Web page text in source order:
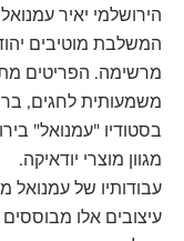
הירושלמי יאיר
המשלבת מוטיבים
מרשימה. הפריטים
משמעותית לחגים, בר
בסטודיו "עמנואל"
מגוון מוצרי יודאיקה.
עבודותיו של עמנואל
עיצובים אלו